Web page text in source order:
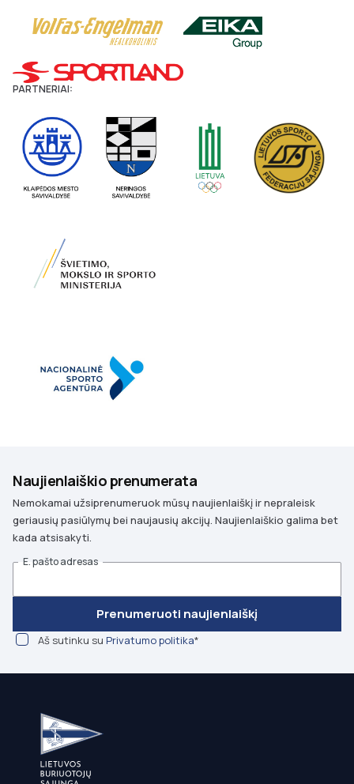
PARTNERIAI:
Naujienlaiškio prenumerata
Nemokamai užsiprenumeruok mūsų naujienlaiškį ir nepraleisk
geriausių pasiūlymų bei naujausių akcijų. Naujienlaiškio galima bet
kada atsisakyti.
E. pašto adresas
Prenumeruoti naujienlaiškį
Aš sutinku su Privatumo politika*